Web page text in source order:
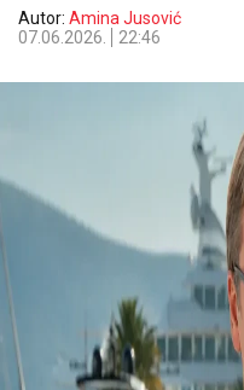
Autor: Amina Jusović
07.06.2026.
22:46